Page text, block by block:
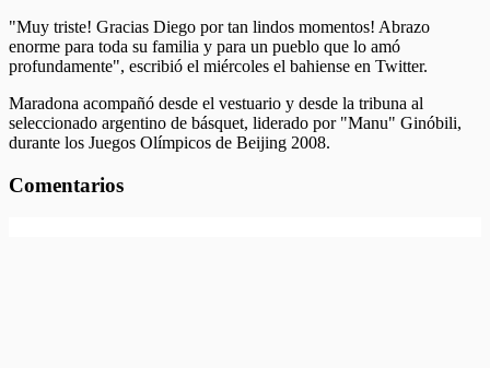
"Muy triste! Gracias Diego por tan lindos momentos! Abrazo
enorme para toda su familia y para un pueblo que lo amó
profundamente", escribió el miércoles el bahiense en Twitter.
Maradona acompañó desde el vestuario y desde la tribuna al
seleccionado argentino de básquet, liderado por "Manu" Ginóbili,
durante los Juegos Olímpicos de Beijing 2008.
Comentarios